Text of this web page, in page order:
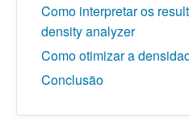
Como interpretar os
density analyzer
Como otimizar a
Conclusão